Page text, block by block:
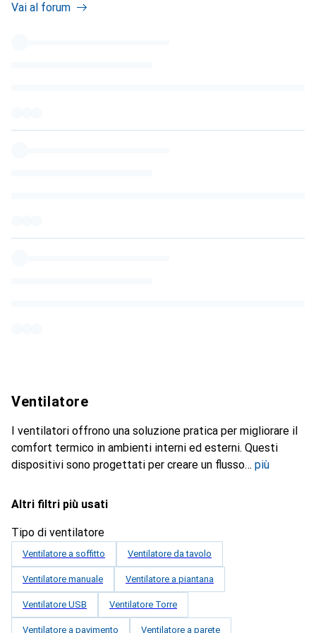
Vai al forum
Ventilatore
I ventilatori offrono una soluzione pratica per migliorare il
comfort termico in ambienti interni ed esterni. Questi
dispositivi sono progettati per creare un flusso
più
Altri filtri più usati
Tipo di ventilatore
Ventilatore a soffitto Ventilatore da tavolo
Ventilatore manuale Ventilatore a piantana
Ventilatore USB Ventilatore Torre
Ventilatore a pavimento Ventilatore a parete